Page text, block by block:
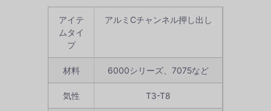
アイテ
ムタイ
プ
アルミCチャンネル押し出し
材料 6000シリーズ、7075など
気性 T3-T8